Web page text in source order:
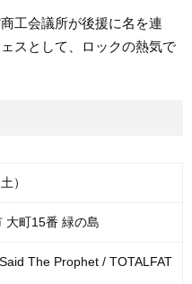
工会議所が後援に名を連
スとして、ロックの熱気で
）
大町15番 緑の島
The Prophet / TOTALFAT